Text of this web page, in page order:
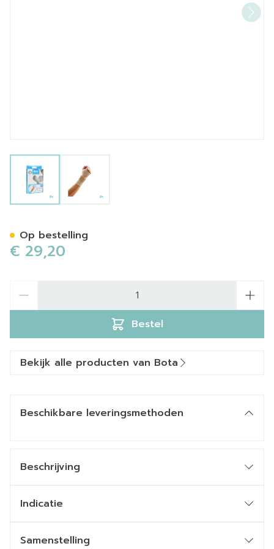
View larger imageView larger image
€ 29,20
Bestel
Op bestelling
Bekijk alle producten van Bota
Beschikbare leveringsmethoden
Beschrijving
Indicatie
Samenstelling